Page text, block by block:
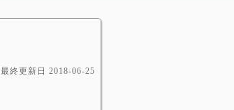
最終更新日 2018-06-25